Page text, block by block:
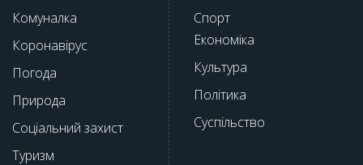
Комуналка
Коронавірус
Погода
Природа
Соціальний захист
Туризм
Спорт
Економіка
Культура
Політика
Суспільство